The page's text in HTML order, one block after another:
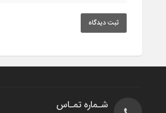
ثبت دیدگاه
شـماره تمـاس